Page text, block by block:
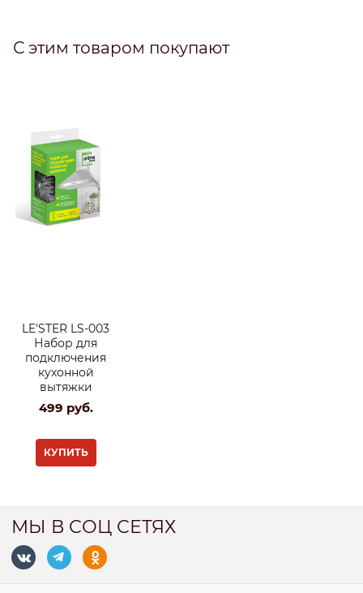
С этим товаром покупают
LE'STER LS-003
Набор для
подключения
кухонной
вытяжки
499 руб.
КУПИТЬ
МЫ В СОЦ СЕТЯХ